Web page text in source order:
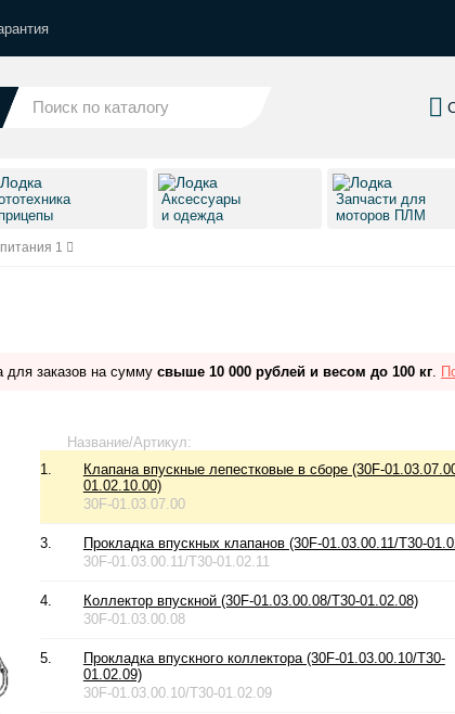
Аксессуары
и одежда
Запчасти для
моторов ПЛМ
1
для заказов на сумму свыше 10 000 рублей и весом до 100 кг.
Название/Артикул:
1.
Клапана впускные лепестковые в сборе (30F-
01.02.10.00)
30F-01.03.07.00
3.
Прокладка впускных клапанов (30F-01.03.00.11/T30-
30F-01.03.00.11/T30-01.02.11
4.
Коллектор впускной (30F-01.03.00.08/T30-01.02.08)
30F-01.03.00.08
5.
Прокладка впускного коллектора (30F-01.03.00.10/T30-
01.02.09)
30F-01.03.00.10/T30-01.02.09